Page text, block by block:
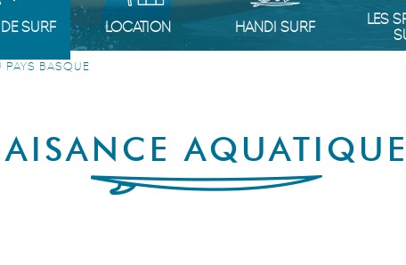
SURF LOCATION HANDI SURF
LES
PAYS BASQUE
AISANCE